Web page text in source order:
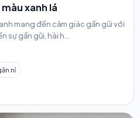
xanh lá
mang đến cảm giác gần gũi với
sự gần gũi, hài h...
nỉ